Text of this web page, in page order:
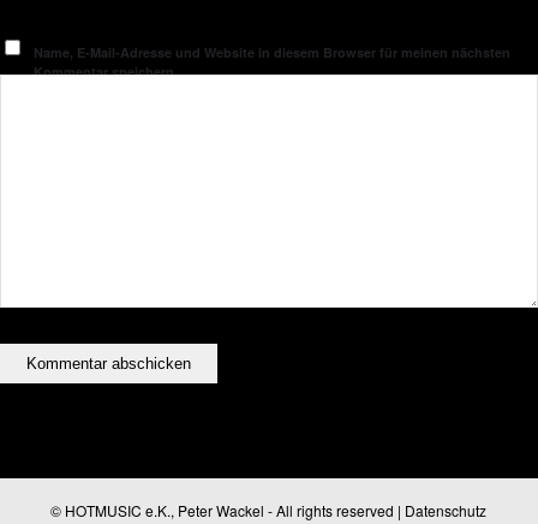
Name, E-Mail-Adresse und Website in diesem Browser für meinen nächsten
Kommentar speichern.
© HOTMUSIC e.K., Peter Wackel - All rights reserved | Datenschutz